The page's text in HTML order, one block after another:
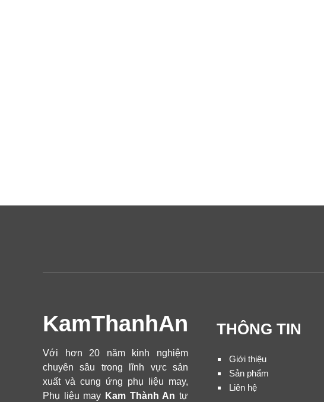
KamThanhAn
Với hơn 20 năm kinh nghiệm
chuyên sâu trong lĩnh vực sản
xuất và cung ứng phụ liệu may,
Phụ liệu may Kam Thành An tự
THÔNG TIN
Giới thiệu
Sản phẩm
Liên hệ